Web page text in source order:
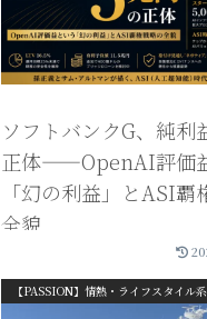
ソフトバンクG、純利
正体——OpenAI評価
「幻の利益」とASI覇
全貌
【PASSION】情熱・ライフスタイル系